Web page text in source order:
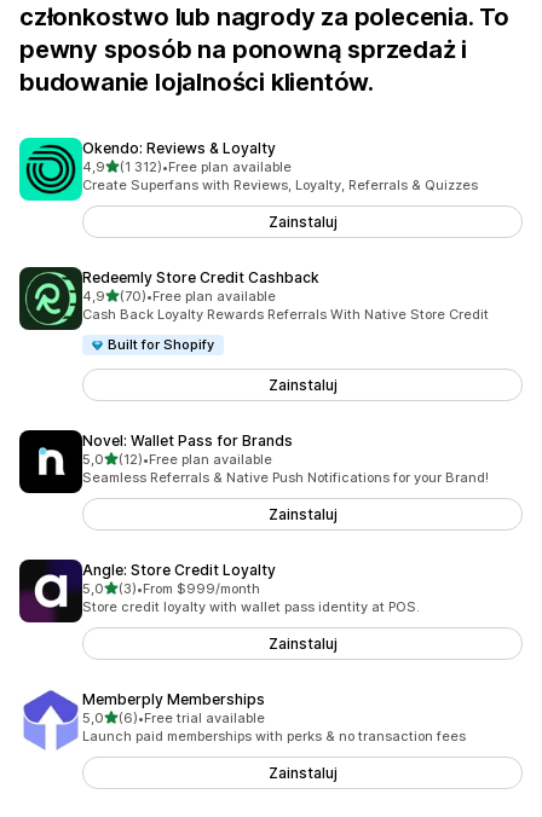
członkostwo lub nagrody za polecenia. To
pewny sposób na ponowną sprzedaż i
budowanie lojalności klientów.
Okendo: Reviews & Loyalty
4,9na 5 gwiazdek
(1 312)
Łączna liczba recenzji: 1312
•Free plan available
Create Superfans with Reviews, Loyalty, Referrals & Quizzes
Zainstaluj
Redeemly Store Credit Cashback
4,9na 5 gwiazdek
(70)
Łączna liczba recenzji: 70
•Free plan available
Cash Back Loyalty Rewards Referrals With Native Store Credit
Built for Shopify
Zainstaluj
Novel: Wallet Pass for Brands
5,0na 5 gwiazdek
(12)
Łączna liczba recenzji: 12
•Free plan available
Seamless Referrals & Native Push Notifications for your Brand!
Zainstaluj
Angle: Store Credit Loyalty
5,0na 5 gwiazdek
(3)
Łączna liczba recenzji: 3
•From $999/month
Store credit loyalty with wallet pass identity at POS.
Zainstaluj
Memberply Memberships
5,0na 5 gwiazdek
(6)
Łączna liczba recenzji: 6
•Free trial available
Launch paid memberships with perks & no transaction fees
Zainstaluj